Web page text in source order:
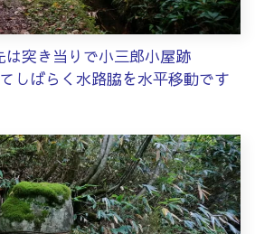
は突き当りで小三郎小屋跡
しばらく水路脇を水平移動です